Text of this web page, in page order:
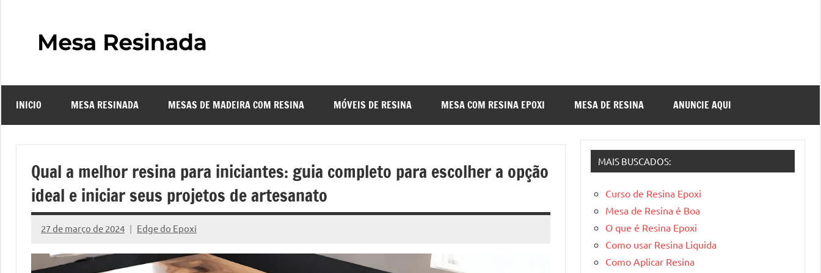
Resinada
–
Como
Fazer
Mesa
resinadas,
a
elegância
encontra
INICIO MESA RESINADA MESAS DE MADEIRA COM RESINA MÓVEIS DE RESINA MESA COM RESINA EPOXI MESA DE RESINA ANUNCIE AQUI
Qual a melhor resina para iniciantes: guia completo para escolher a opção
ideal e iniciar seus projetos de artesanato
27 de março de 2024 Edge do Epoxi
Nenhum
Comentário
MAIS BUSCADOS:
Curso de Resina Epoxi
Mesa de Resina é Boa
O que é Resina Epoxi
Como usar Resina Liquida
Como Aplicar Resina